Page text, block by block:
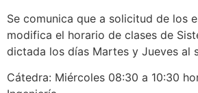
Se comunica que a solicitud de los
modifica el horario de clases de
dictada los días Martes y Jueves al
Cátedra: Miércoles 08:30 a 10:30